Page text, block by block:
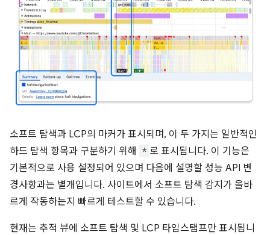
소프트 탐색과 LCP의 마커가 표시되며, 이 두 가지는 일반적인
하드 탐색 항목과 구분하기 위해
* 로 표시됩니다. 이 기능은
기본적으로 사용 설정되어 있으며 다음에 설명할 성능 API 변
경사항과는 별개입니다. 사이트에서 소프트 탐색 감지가 올바
르게 작동하는지 빠르게 테스트할 수 있습니다.
현재는 추적 뷰에 소프트 탐색 및 LCP 타임스탬프만 표시됩니